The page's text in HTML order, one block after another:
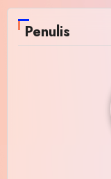
Penulis